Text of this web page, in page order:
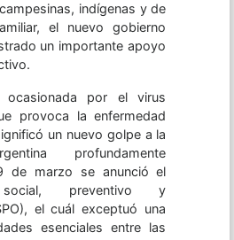
indígenas y de
el nuevo gobierno
un importante apoyo
ocasionada por el virus
provoca la enfermedad
un nuevo golpe a la
profundamente
de marzo se anunció el
social, preventivo y
el cuál exceptuó una
esenciales entre las